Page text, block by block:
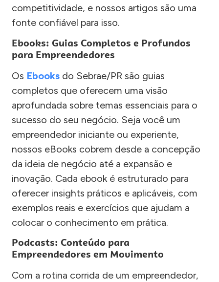
competitividade, e nossos artigos são uma
fonte confiável para isso.
Ebooks: Guias Completos e Profundos
para Empreendedores
Os Ebooks do Sebrae/PR são guias
completos que oferecem uma visão
aprofundada sobre temas essenciais para o
sucesso do seu negócio. Seja você um
empreendedor iniciante ou experiente,
nossos eBooks cobrem desde a concepção
da ideia de negócio até a expansão e
inovação. Cada ebook é estruturado para
oferecer insights práticos e aplicáveis, com
exemplos reais e exercícios que ajudam a
colocar o conhecimento em prática.
Podcasts: Conteúdo para
Empreendedores em Movimento
Com a rotina corrida de um empreendedor,